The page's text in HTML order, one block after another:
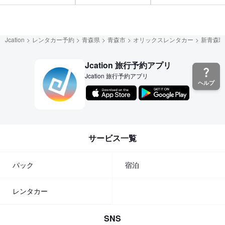
ヘルプ
Jcation レンタカー予約 青森県 青森市 オリックスレンタカー 新青森
Jcation 旅行予約アプリ
Jcation 旅行予約アプリ
サービス一覧
パック 宿泊
レンタカー
SNS